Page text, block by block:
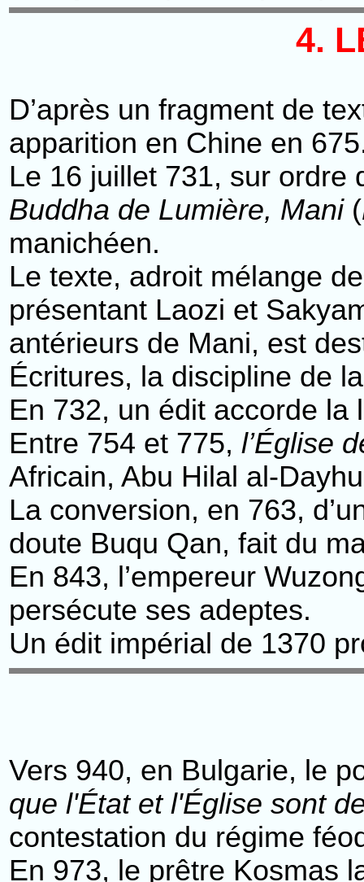
4.
D’après un fragment de
apparition en Chine en
Le 16 juillet 731, sur ordre
Buddha de Lumière, Mani(
manichéen.
Le texte, adroit mélange
présentant Laozi et
antérieurs de Mani, est
Écritures, la discipline de
En 732, un édit accorde
Entre 754 et 775, l’Église
Africain, Abu Hilal al-
La conversion, en 763,
doute Buqu Qan, fait du
En 843, l’empereur
persécute ses adeptes.
Un édit impérial de 1370
Vers 940, en Bulgarie, le
que l'État et l'Église sont
contestation du régime
En 973, le prêtre Kosmas